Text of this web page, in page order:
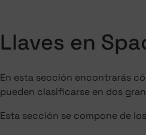
Llaves en
En esta sección encontrarás
pueden clasificarse en dos
Esta sección se compone de